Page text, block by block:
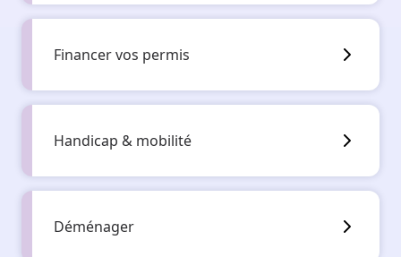
Financer vos permis
Handicap & mobilité
Déménager